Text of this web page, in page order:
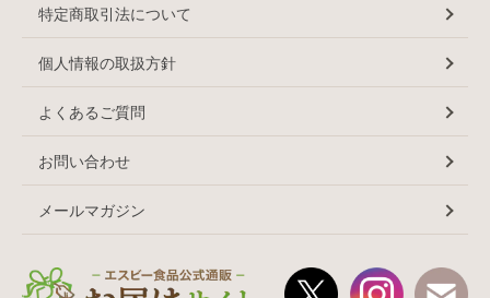
特定商取引法について
個人情報の取扱方針
よくあるご質問
お問い合わせ
メールマガジン